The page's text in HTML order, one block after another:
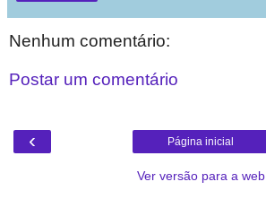
Nenhum comentário:
Postar um comentário
‹ Página inicial
Ver versão para a web